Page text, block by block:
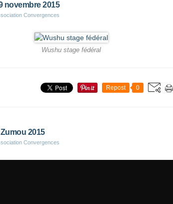
novembre 2015
Convergences
Wushu stage fédéral
Repost 0
2015
Convergences